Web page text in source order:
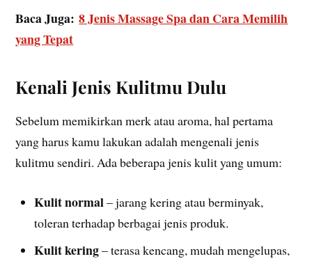
Baca Juga:8 Jenis Massage Spa dan Cara Memilih
yang Tepat
Kenali Jenis Kulitmu Dulu
Sebelum memikirkan merk atau aroma, hal pertama
yang harus kamu lakukan adalah mengenali jenis
kulitmu sendiri. Ada beberapa jenis kulit yang umum:
Kulit normal– jarang kering atau berminyak,
toleran terhadap berbagai jenis produk.
Kulit kering– terasa kencang, mudah mengelupas,